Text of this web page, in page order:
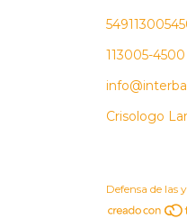
113005-4500
Crisologo
Defensa de las